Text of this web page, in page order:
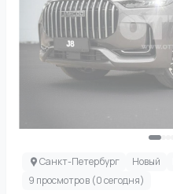
Санкт-Петербург Новый
9 просмотров (0 сегодня)